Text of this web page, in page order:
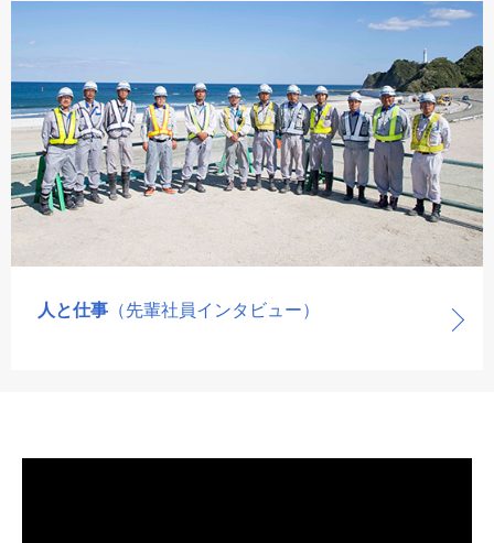
人と仕事 （先輩社員インタビュー）